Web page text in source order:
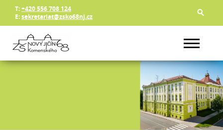
T:+420 556 708 124
E:sekretariat@zsko68nj.cz